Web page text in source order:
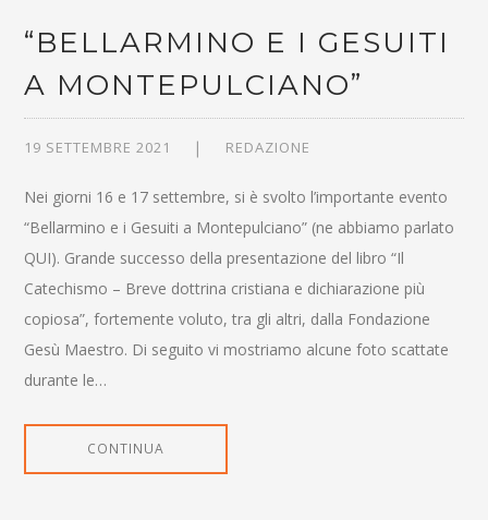
“BELLARMINO E I GESUITI
A MONTEPULCIANO”
19 SETTEMBRE 2021 REDAZIONE
Nei giorni 16 e 17 settembre, si è svolto l’importante evento
“Bellarmino e i Gesuiti a Montepulciano” (ne abbiamo parlato
QUI). Grande successo della presentazione del libro “Il
Catechismo – Breve dottrina cristiana e dichiarazione più
copiosa”, fortemente voluto, tra gli altri, dalla Fondazione
Gesù Maestro. Di seguito vi mostriamo alcune foto scattate
durante le…
CONTINUA